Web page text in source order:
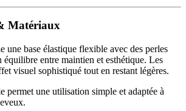
Matériaux
une base élastique flexible avec des perles
équilibre entre maintien et esthétique. Les
visuel sophistiqué tout en restant légères.
permet une utilisation simple et adaptée à